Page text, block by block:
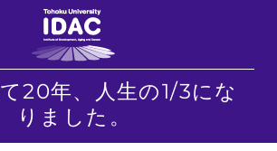
20年、人生の1/3にな
りました。